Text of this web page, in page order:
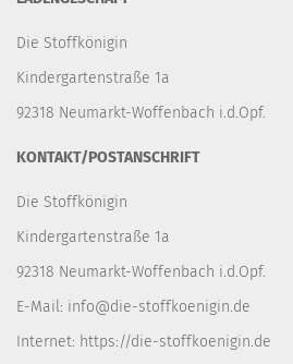
Die Stoffkönigin
Kindergartenstraße 1a
92318 Neumarkt-Woffenbach i.d.Opf.
KONTAKT/POSTANSCHRIFT
Die Stoffkönigin
Kindergartenstraße 1a
92318 Neumarkt-Woffenbach i.d.Opf.
E-Mail: info@die-stoffkoenigin.de
Internet: https://die-stoffkoenigin.de